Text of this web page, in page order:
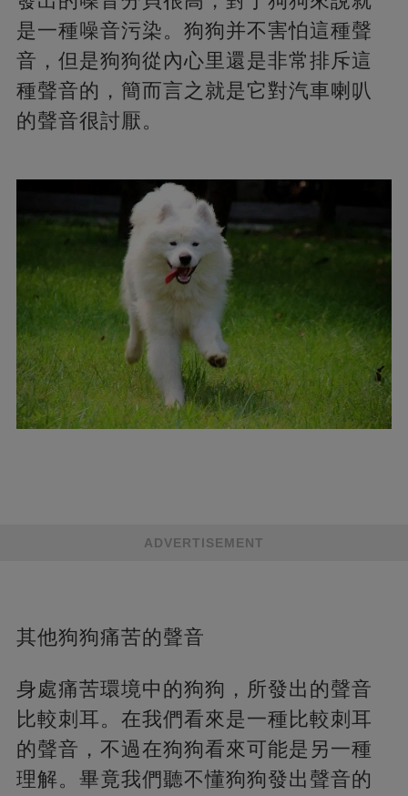
是一種噪音污染。狗狗并不害怕這種聲
音，但是狗狗從內心里還是非常排斥這
種聲音的，簡而言之就是它對汽車喇叭
的聲音很討厭。
ADVERTISEMENT
其他狗狗痛苦的聲音
身處痛苦環境中的狗狗，所發出的聲音
比較刺耳。在我們看來是一種比較刺耳
的聲音，不過在狗狗看來可能是另一種
理解。畢竟我們聽不懂狗狗發出聲音的